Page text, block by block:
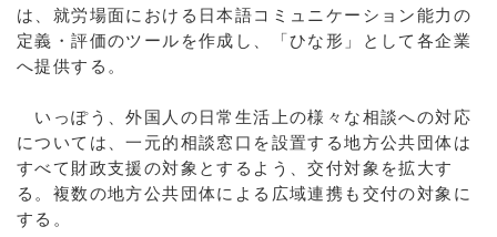
は、就労場面における日本語コミュニケーション能力の
定義・評価のツールを作成し、「ひな形」として各企業
へ提供する。
いっぽう、外国人の日常生活上の様々な相談への対応
については、一元的相談窓口を設置する地方公共団体は
すべて財政支援の対象とするよう、交付対象を拡大す
る。複数の地方公共団体による広域連携も交付の対象に
する。